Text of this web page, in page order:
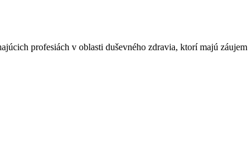
profesiách v oblasti duševného zdravia, ktorí majú záujem